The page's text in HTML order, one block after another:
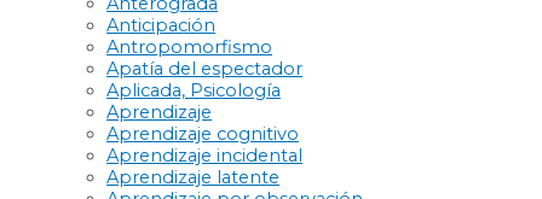
Anticipación
Antropomorfismo
Apatía del espectador
Aplicada, Psicología
Aprendizaje
Aprendizaje cognitivo
Aprendizaje incidental
Aprendizaje latente